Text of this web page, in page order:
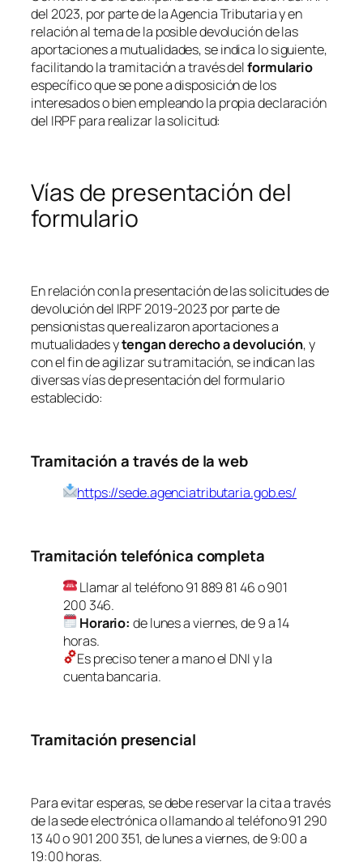
del 2023, por parte de la Agencia Tributaria y en
relación al tema de la posible devolución de las
aportaciones a mutualidades, se indica lo siguiente,
facilitando la tramitación a través delformulario
específico que se pone a disposición de los
interesados o bien empleando la propia declaración
del IRPF para realizar la solicitud:
Vías de presentación del
formulario
En relación con la presentación de las solicitudes de
devolución del IRPF 2019-2023 por parte de
pensionistas que realizaron aportaciones a
mutualidades ytengan derecho a devolución, y
con el fin de agilizar su tramitación, se indican las
diversas vías de presentación del formulario
establecido:
Tramitación a través de la web
https://sede.agenciatributaria.gob.es/
Tramitación telefónica completa
Llamar al teléfono 91 889 81 46 o 901
200 346.
Horario: de lunes a viernes, de 9 a 14
horas.
Es preciso tener a mano el DNI y la
cuenta bancaria.
Tramitación presencial
Para evitar esperas, se debe reservar la cita a través
de la sede electrónica o llamando al teléfono 91 290
13 40 o 901 200 351, de lunes a viernes, de 9:00 a
19:00 horas.